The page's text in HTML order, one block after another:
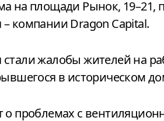
на площади Рынок, 19–21,
компании Dragon Capital.
жалобы жителей на
в историческом
о проблемах с